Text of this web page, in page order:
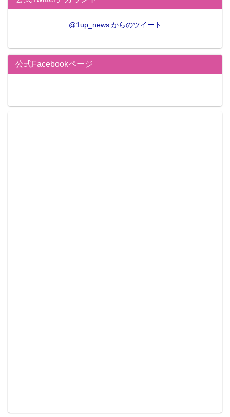
@1up_news からのツイート
公式Facebookページ